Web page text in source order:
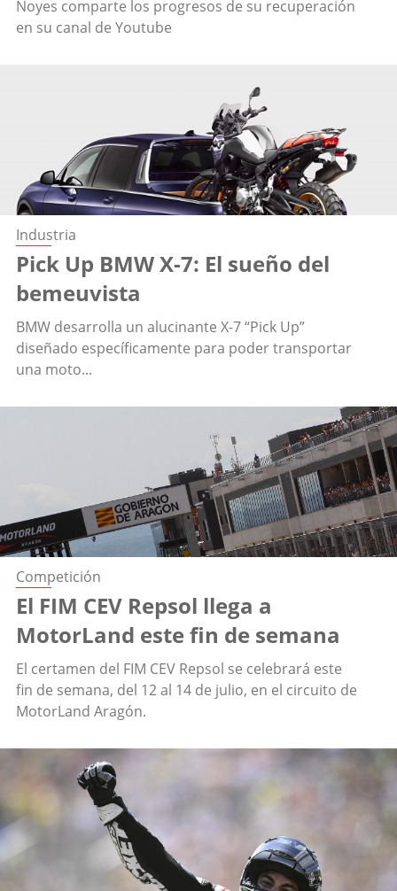
Noyes comparte los progresos de su recuperación
en su canal de Youtube
Industria
Pick Up BMW X-7: El sueño del
bemeuvista
BMW desarrolla un alucinante X-7 “Pick Up”
diseñado específicamente para poder transportar
una moto...
Competición
El FIM CEV Repsol llega a
MotorLand este fin de semana
El certamen del FIM CEV Repsol se celebrará este
fin de semana, del 12 al 14 de julio, en el circuito de
MotorLand Aragón.